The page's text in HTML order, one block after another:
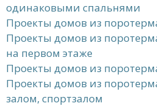
одинаковыми спальнями
Проекты домов из
Проекты домов из
на первом этаже
Проекты домов из
Проекты домов из
залом, спортзалом